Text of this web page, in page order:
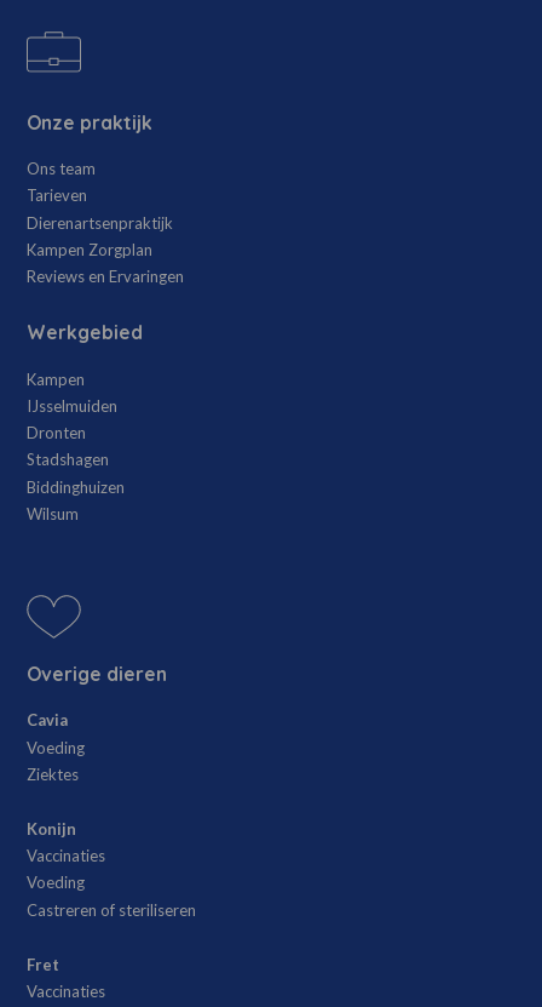
Onze praktijk
Ons team
Tarieven
Dierenartsenpraktijk
Kampen Zorgplan
Reviews en Ervaringen
Werkgebied
Kampen
IJsselmuiden
Dronten
Stadshagen
Biddinghuizen
Wilsum
Overige dieren
Cavia
Voeding
Ziektes
Konijn
Vaccinaties
Voeding
Castreren of steriliseren
Fret
Vaccinaties